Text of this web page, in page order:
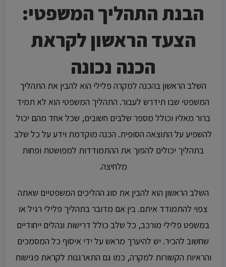
הבנת התהליך המשפטי:
הצעד הראשון לקראת
הכנה נכונה
השלב הראשון בהכנה למקרה פלילי הוא להבין את התהליך
המשפטי שבו תידרש לעבור. התהליך המשפטי הוא לא תמיד
ברור מאליו וכולל מספר שלבים חשובים, שכל אחד מהם יכול
להשפיע על התוצאה הסופית. הכנה מוקדמת וידע על כל שלב
בתהליך יכולים להפוך את ההתמודדות למפושטת ופחות
מלחיצה.
השלב הראשון הוא להבין את סוג ההליכים המשפטיים שאתה
צפוי להתמודד איתם. בין אם מדובר בתהליך פלילי רגיל או
במשפט פלילי מורכב, כל שלב כולל דרישות ונהלים ייחודיים
שחשוב להכיר. יש להיערך מראש על ידי איסוף כל המסמכים
והראיות הקשורות למקרה, כמו גם התארגנות לקראת פגישות